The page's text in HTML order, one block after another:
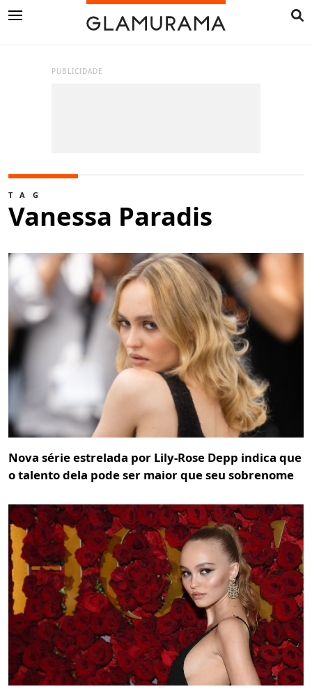
PUBLICIDADE
TAG
Vanessa Paradis
Nova série estrelada por Lily-Rose Depp indica que
o talento dela pode ser maior que seu sobrenome